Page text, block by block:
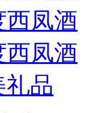
西凤酒
西凤酒
礼品